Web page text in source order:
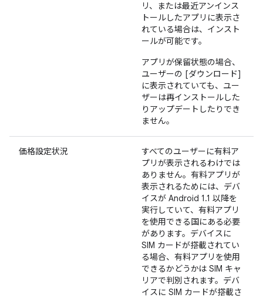
リ、または最近アンインス
トールしたアプリに表示さ
れている場合は、インスト
ールが可能です。
アプリが保留状態の場合、
ユーザーの [ダウンロード]
に表示されていても、ユー
ザーは再インストールした
りアップデートしたりでき
ません。
価格設定状況
すべてのユーザーに有料ア
プリが表示されるわけでは
ありません。有料アプリが
表示されるためには、デバ
イスが Android 1.1 以降を
実行していて、有料アプリ
を使用できる国にある必要
があります。デバイスに
SIM カードが搭載されてい
る場合、有料アプリを使用
できるかどうかは SIM キャ
リアで判別されます。デバ
イスに SIM カードが搭載さ